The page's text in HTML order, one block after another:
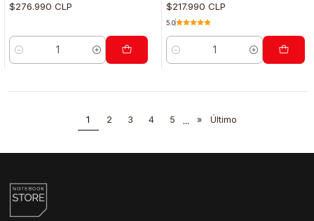
$276.990 CLP
Cantidad
$217.990 CLP
5.0
Cantidad
1 2 3 4 5 ... » Último